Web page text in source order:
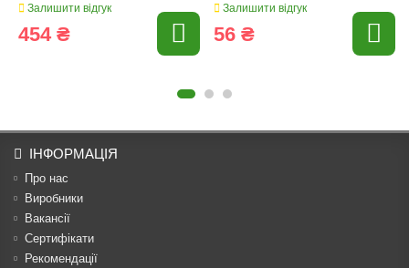
Залишити відгук
454 ₴
Залишити відгук
56 ₴
ІНФОРМАЦІЯ
Про нас
Виробники
Вакансії
Сертифікати
Рекомендації